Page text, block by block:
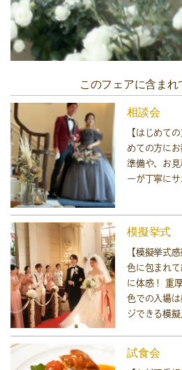
このフェアに含まれ
相談会
【はじめて
めての方に
準備や、お
ーが丁寧にサ
模擬挙式
【模擬挙式
色に包まれ
に体感！ 重
色での入場
ジできる模
試食会